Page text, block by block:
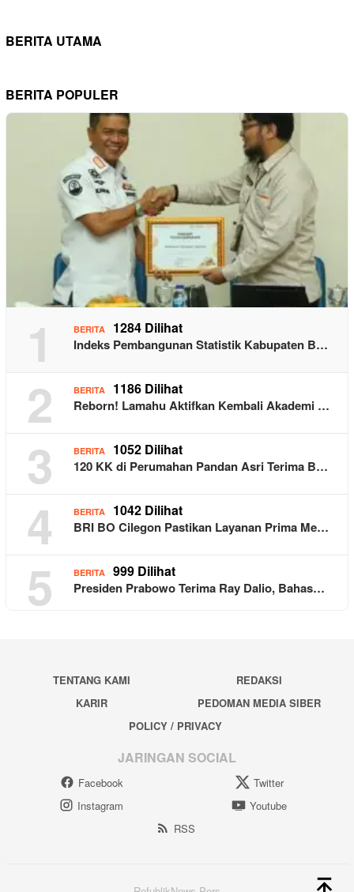
BERITA UTAMA
BERITA POPULER
1 BERITA 1284 Dilihat
Indeks Pembangunan Statistik Kabupaten B…
2 BERITA 1186 Dilihat
Reborn! Lamahu Aktifkan Kembali Akademi …
3 BERITA 1052 Dilihat
120 KK di Perumahan Pandan Asri Terima B…
4 BERITA 1042 Dilihat
BRI BO Cilegon Pastikan Layanan Prima Me…
5 BERITA 999 Dilihat
Presiden Prabowo Terima Ray Dalio, Bahas…
TENTANG KAMI
REDAKSI
KARIR
PEDOMAN MEDIA SIBER
POLICY / PRIVACY
JARINGAN SOCIAL
Facebook
Twitter
Instagram
Youtube
RSS